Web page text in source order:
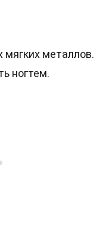
металлов.
ногтем.